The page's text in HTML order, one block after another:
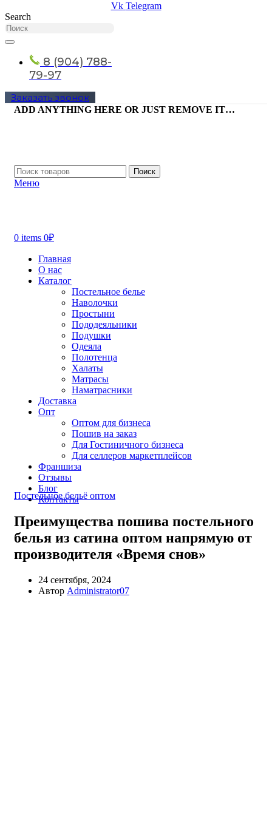
Vk Telegram
Search
8 (904) 788-
79-97
Заказать звонок
ADD ANYTHING HERE OR JUST REMOVE IT…
Поиск
Меню
0 items 0₽
Главная
О нас
Каталог
Постельное белье
Наволочки
Простыни
Пододеяльники
Подушки
Одеяла
Полотенца
Халаты
Матрасы
Наматрасники
Доставка
Опт
Оптом для бизнеса
Пошив на заказ
Для Гостиничного бизнеса
Для селлеров маркетплейсов
Франшиза
Отзывы
Блог
Контакты
Постельное бельё оптом
Преимущества пошива постельного
белья из сатина оптом напрямую от
производителя «Время снов»
24 сентября, 2024
Автор Administrator07